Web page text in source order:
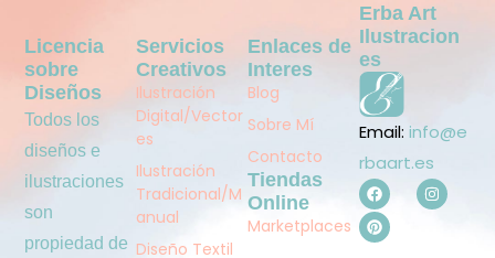
Erba Art
Ilustracion
Es
Email: info@e
rbaart.es
Enlaces de
Interes
Blog
Sobre Mí
Contacto
Tiendas
Online
Marketplaces
Servicios
Creativos
Ilustración
Digital/Vector
es
Ilustración
Tradicional/M
anual
Diseño Textil
Licencia
sobre
Diseños
Todos los
diseños e
ilustraciones
son
propiedad de